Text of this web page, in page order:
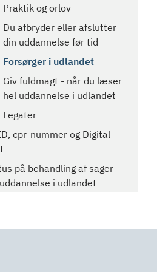
Praktik og orlov
Du afbryder eller afslutter
din uddannelse før tid
Forsørger i udlandet
Giv fuldmagt - når du læser
hel uddannelse i udlandet
Legater
cpr-nummer og Digital
på behandling af sager -
i udlandet